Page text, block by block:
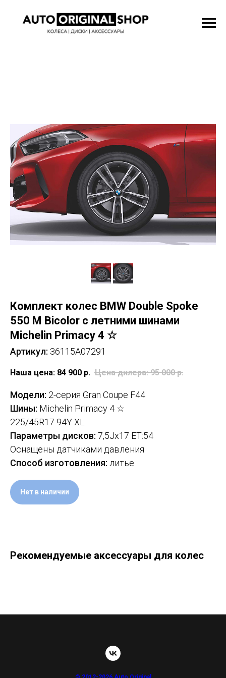
Комплект колес BMW Double Spoke
550 M Bicolor с летними шинами
Michelin Primacy 4 ☆
Артикул: 36115A07291
Наша цена: 84 900 р. Цена дилера: 95 000 р.
Модели: 2-серия Gran Coupe F44
Шины: Michelin Primacy 4 ☆
225/45R17 94Y XL
Параметры дисков: 7,5Jx17 ET:54
Оснащены датчиками давления
Способ изготовления: литье
Нет в наличии
Рекомендуемые аксессуары для колес